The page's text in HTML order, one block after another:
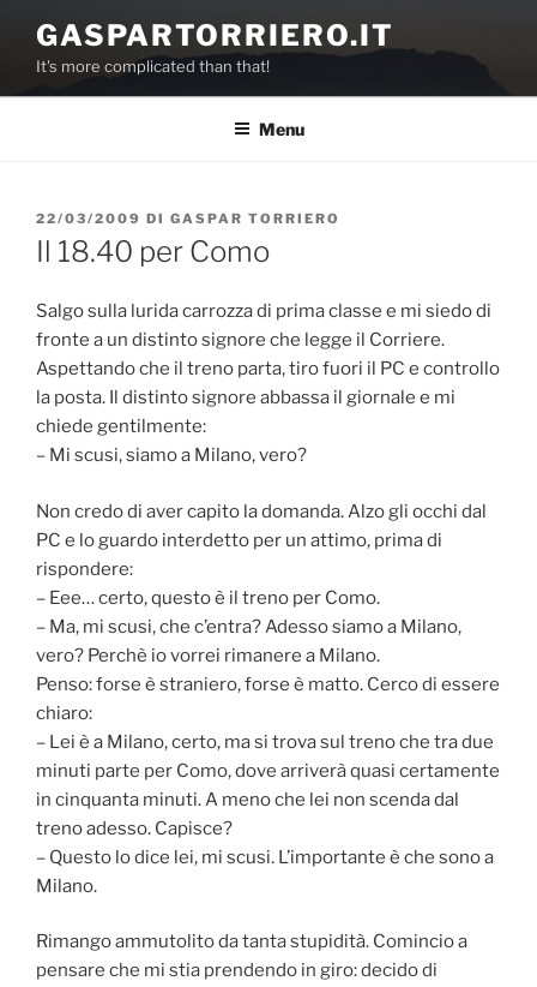
contenuto
GASPARTORRIERO.IT
It's more complicated than that!
Menu
PUBBLICATO
IL
22/03/2009 DI GASPAR TORRIERO
Il 18.40 per Como
Salgo sulla lurida carrozza di prima classe e mi siedo di
fronte a un distinto signore che legge il Corriere.
Aspettando che il treno parta, tiro fuori il PC e controllo
la posta. Il distinto signore abbassa il giornale e mi
chiede gentilmente:
– Mi scusi, siamo a Milano, vero?
Non credo di aver capito la domanda. Alzo gli occhi dal
PC e lo guardo interdetto per un attimo, prima di
rispondere:
– Eee… certo, questo è il treno per Como.
– Ma, mi scusi, che c’entra? Adesso siamo a Milano,
vero? Perchè io vorrei rimanere a Milano.
Penso: forse è straniero, forse è matto. Cerco di essere
chiaro:
– Lei è a Milano, certo, ma si trova sul treno che tra due
minuti parte per Como, dove arriverà quasi certamente
in cinquanta minuti. A meno che lei non scenda dal
treno adesso. Capisce?
– Questo lo dice lei, mi scusi. L’importante è che sono a
Milano.
Rimango ammutolito da tanta stupidità. Comincio a
pensare che mi stia prendendo in giro: decido di